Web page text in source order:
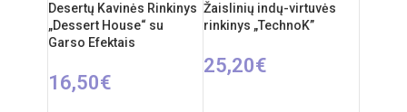
Elementai: 3 x AA
(nepridedamos)
Desertų Kavinės Rinkinys
„Dessert House“ su
Garso Efektais
16,50€
Žaislinių indų-virtuvės
rinkinys „TechnoK”
25,20€